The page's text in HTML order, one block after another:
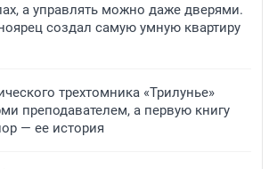
а управлять можно даже дверями.
создал самую умную квартиру
трехтомника «Трилунье»
преподавателем, а первую книгу
— ее история